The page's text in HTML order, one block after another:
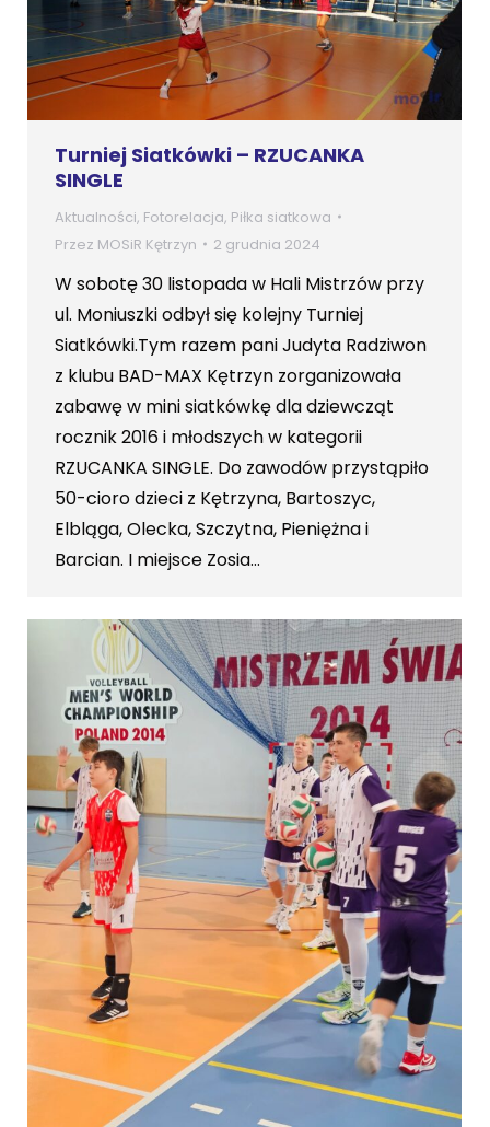
Turniej Siatkówki – RZUCANKA
SINGLE
Aktualności, Fotorelacja, Piłka siatkowa
Przez MOSiR Kętrzyn 2 grudnia 2024
W sobotę 30 listopada w Hali Mistrzów przy
ul. Moniuszki odbył się kolejny Turniej
Siatkówki.Tym razem pani Judyta Radziwon
z klubu BAD-MAX Kętrzyn zorganizowała
zabawę w mini siatkówkę dla dziewcząt
rocznik 2016 i młodszych w kategorii
RZUCANKA SINGLE. Do zawodów przystąpiło
50-cioro dzieci z Kętrzyna, Bartoszyc,
Elbląga, Olecka, Szczytna, Pieniężna i
Barcian. I miejsce Zosia…